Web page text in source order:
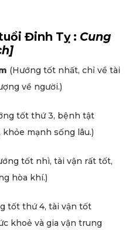
Đinh Tỵ : Cung
(Hướng tốt nhất, chỉ về tài
về người.)
tốt thứ 3, bệnh tật
mạnh sống lâu.)
tốt nhì, tài vận rất tốt,
hòa khí.)
tốt thứ 4, tài vận tốt
khoẻ và gia vận trung